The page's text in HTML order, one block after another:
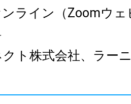
ライン（Zoomウェ
ト株式会社、ラー